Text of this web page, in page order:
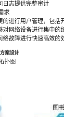
日志提供完整审计
求
的进行用户管理，包括
对网络设备进行集中的
络故障进行快速高效的
案设计
扑图